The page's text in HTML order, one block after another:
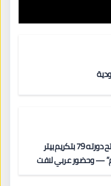
مهرجان كان السينمائي يفتتح دورته 79 بتكريم بيتر
— وحضور عربي لافت